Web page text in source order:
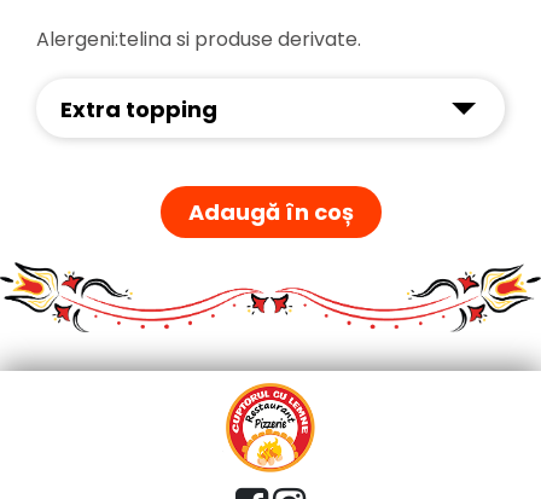
Alergeni:telina si produse derivate.
Extra topping
Adaugă în coș